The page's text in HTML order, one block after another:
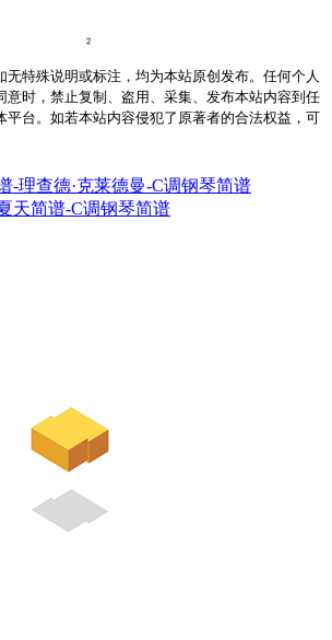
无特殊说明或标注，均为本站原创发布。任何个人
意时，禁止复制、盗用、采集、发布本站内容到任
平台。如若本站内容侵犯了原著者的合法权益，可
-理查德·克莱德曼-C调钢琴简谱
天简谱-C调钢琴简谱